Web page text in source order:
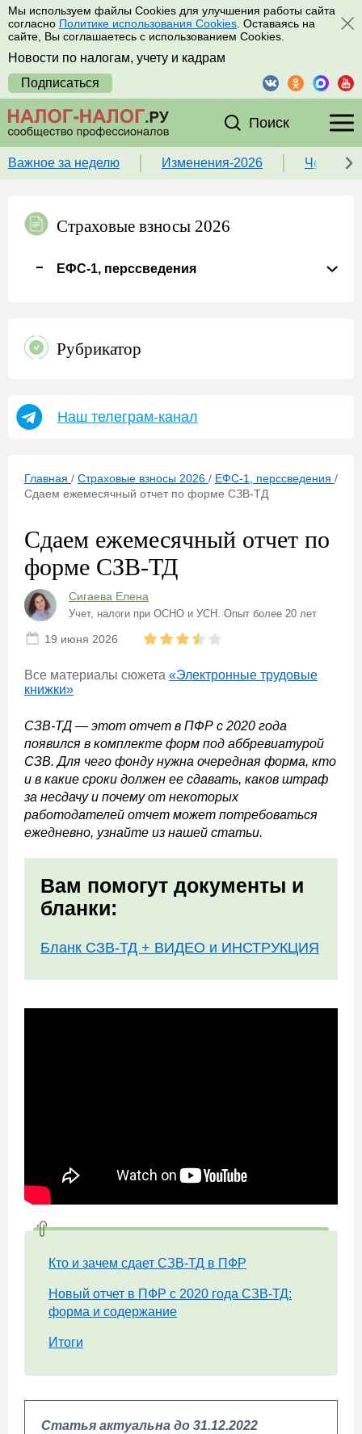
Мы используем файлы Cookies для улучшения работы сайта
согласно Политике использования Cookies . Оставаясь на
сайте, Вы соглашаетесь с использованием Cookies.
Новости по налогам, учету и кадрам
Подписаться
Поиск
Важное за неделю Изменения-2026 Чек-
Страховые взносы 2026
ЕФС-1, перссведения
Рубрикатор
Наш телеграм-канал
Главная / Страховые взносы 2026 / ЕФС-1, перссведения /
Сдаем ежемесячный отчет по форме СЗВ-ТД
Сдаем ежемесячный отчет по
форме СЗВ-ТД
Сигаева Елена
Учет, налоги при ОСНО и УСН. Опыт более 20 лет
19 июня 2026
Все материалы сюжета «Электронные трудовые
книжки»
СЗВ-ТД — этот отчет в ПФР с 2020 года
появился в комплекте форм под аббревиатурой
СЗВ. Для чего фонду нужна очередная форма, кто
и в какие сроки должен ее сдавать, каков штраф
за несдачу и почему от некоторых
работодателей отчет может потребоваться
ежедневно, узнайте из нашей статьи.
Вам помогут документы и
бланки:
Бланк СЗВ-ТД + ВИДЕО и ИНСТРУКЦИЯ
Кто и зачем сдает СЗВ-ТД в ПФР
Новый отчет в ПФР с 2020 года СЗВ-ТД:
форма и содержание
Итоги
Статья актуальна до 31.12.2022